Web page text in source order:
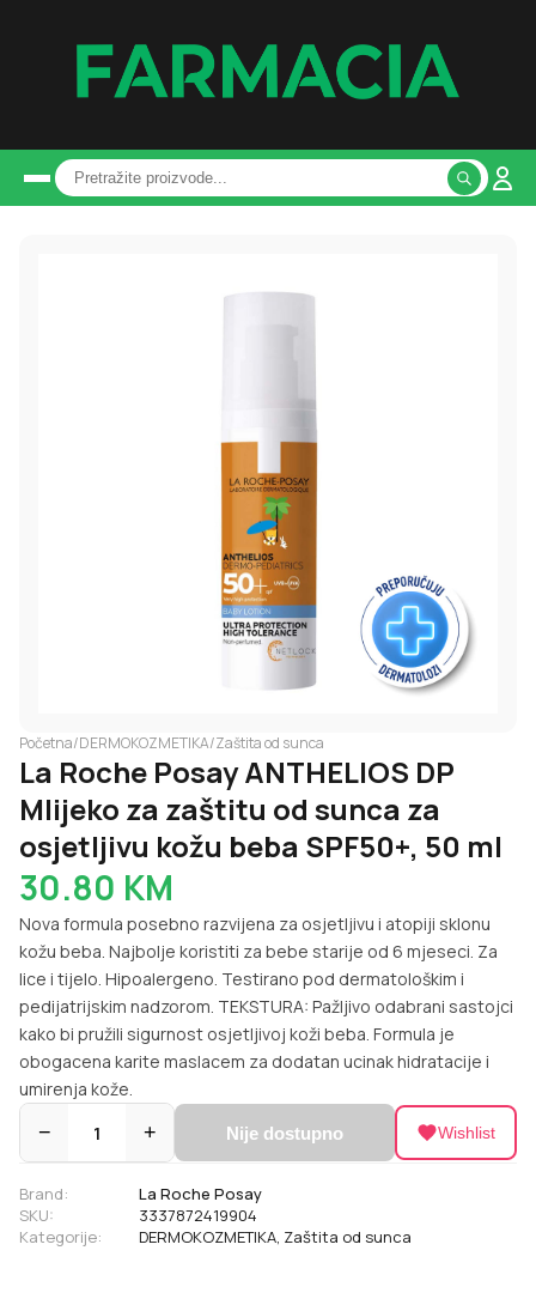
Početna/DERMOKOZMETIKA/Zaštita od sunca
La Roche Posay ANTHELIOS DP
Mlijeko za zaštitu od sunca za
osjetljivu kožu beba SPF50+, 50 ml
30.80 KM
Nova formula posebno razvijena za osjetljivu i atopiji sklonu
kožu beba. Najbolje koristiti za bebe starije od 6 mjeseci. Za
lice i tijelo. Hipoalergeno. Testirano pod dermatološkim i
pedijatrijskim nadzorom. TEKSTURA: Pažljivo odabrani sastojci
kako bi pružili sigurnost osjetljivoj koži beba. Formula je
obogacena karite maslacem za dodatan ucinak hidratacije i
umirenja kože.
− 1 + Nije dostupno Wishlist
Brand:
La Roche Posay
SKU:
3337872419904
Kategorije:
DERMOKOZMETIKA, Zaštita od sunca